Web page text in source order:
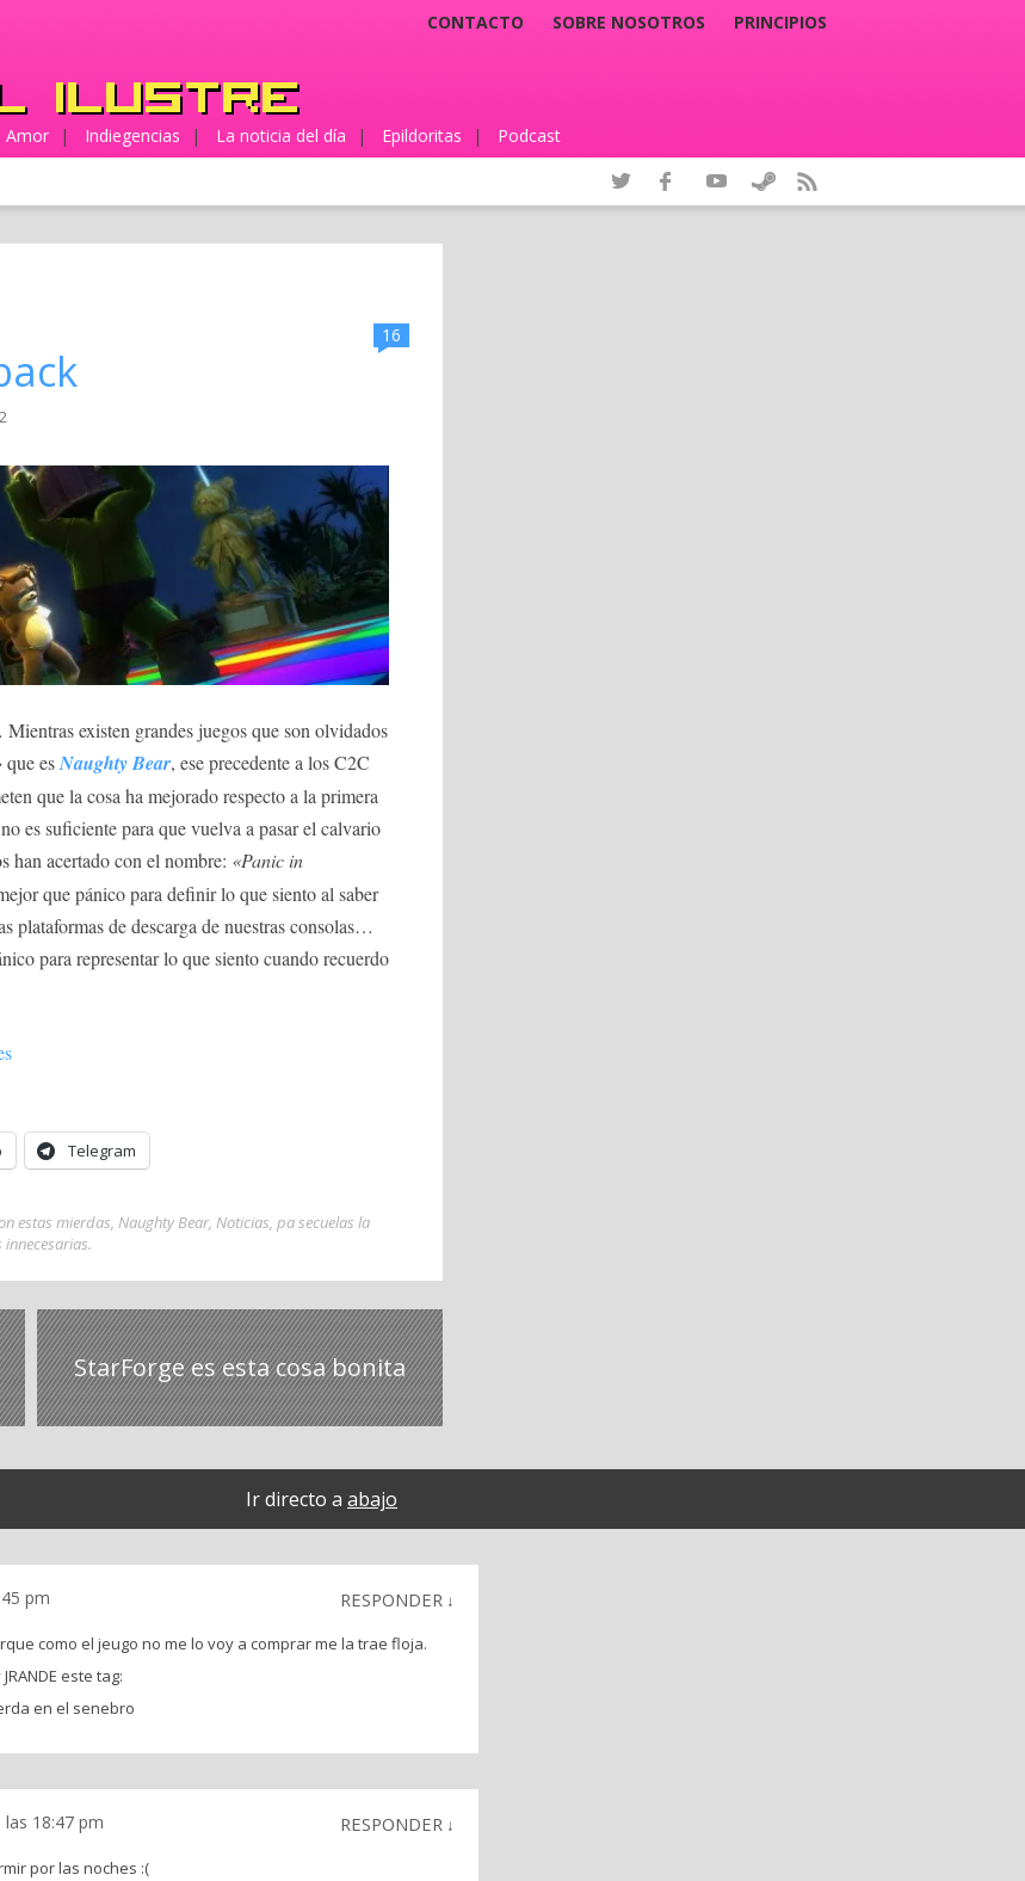
CONTACTO SOBRE NOSOTROS PRINCIPIOS
Amor | Indiegencias | La noticia del día | Epildoritas | Podcast
16
existen grandes juegos que son olvidados
que esNaughty Bear, ese precedente a los C2C
que la cosa ha mejorado respecto a la primera
es suficiente para que vuelva a pasar el calvario
han acertado con el nombre: «Panic in
que pánico para definir lo que siento al saber
plataformas de descarga de nuestras consolas…
para representar lo que siento cuando recuerdo
Telegram
estas mierdas, Naughty Bear, Noticias, pa secuelas la
innecesarias.
StarForge es esta cosa bonita
Ir directo a abajo
pm RESPONDER ↓
como el jeugo no me lo voy a comprar me la trae floja.
este tag:
en el senebro
18:47 pm RESPONDER ↓
por las noches :(